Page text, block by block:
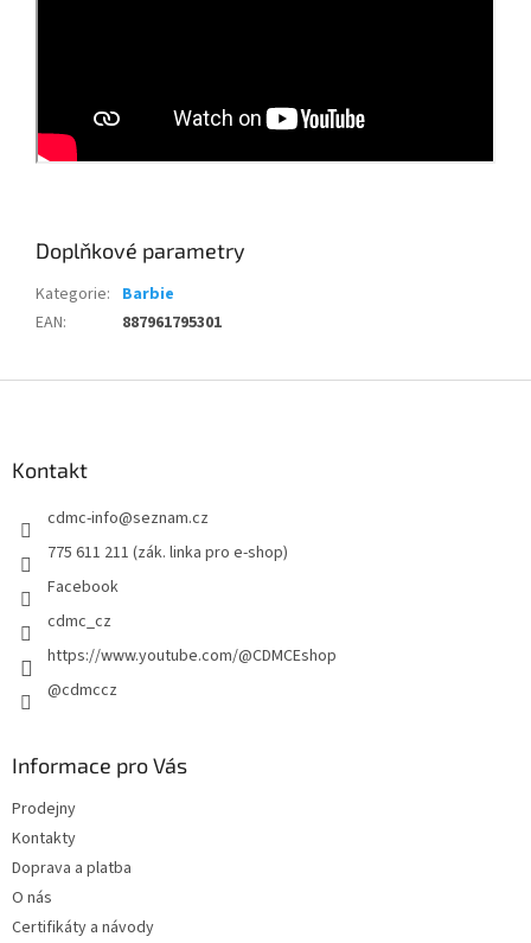
Doplňkové parametry
Kategorie: Barbie
EAN: 887961795301
Kontakt
cdmc-info@seznam.cz
775 611 211 (zák. linka pro e-shop)
Facebook
cdmc_cz
https://www.youtube.com/@CDMCEshop
@cdmccz
Informace pro Vás
Prodejny
Kontakty
Doprava a platba
O nás
Certifikáty a návody